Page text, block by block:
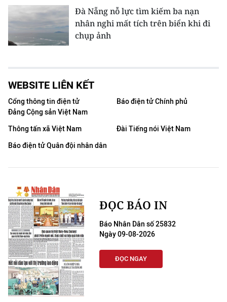
Đà Nẵng nỗ lực tìm kiếm ba nạn
nhân nghi mất tích trên biển khi đi
chụp ảnh
WEBSITE LIÊN KẾT
Cổng thông tin điện tử
Đảng Cộng sản Việt Nam
Báo điện tử Chính phủ
Thông tấn xã Việt Nam
Đài Tiếng nói Việt Nam
Báo điện tử Quân đội nhân dân
ĐỌC BÁO IN
Báo Nhân Dân số 25832
Ngày 09-08-2026
ĐỌC NGAY